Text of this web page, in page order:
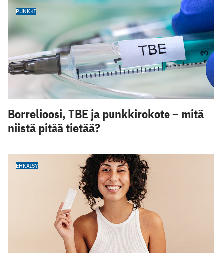
PUNKKI
Borrelioosi, TBE ja punkkirokote – mitä
niistä pitää tietää?
EHKÄISY